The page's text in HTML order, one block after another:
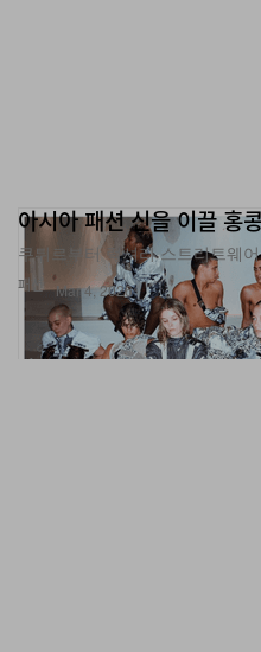
패션
아시아 패션 신을 이끌 홍
쿠튀르부터 럭셔리 스트리트웨
Mar 4, 2026